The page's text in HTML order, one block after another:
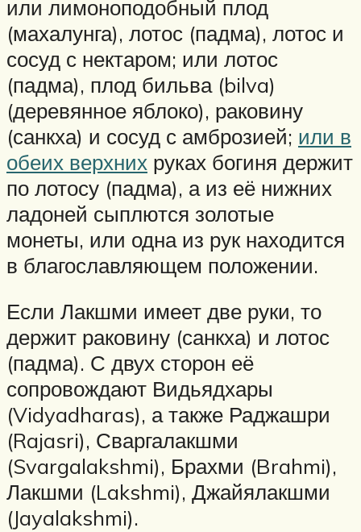
или лимоноподобный плод
(махалунга), лотос (падма), лотос и
сосуд с нектаром; или лотос
(падма), плод бильва (bilva)
(деревянное яблоко), раковину
(санкха) и сосуд с амброзией; или в
обеих верхних руках богиня держит
по лотосу (падма), а из её нижних
ладоней сыплются золотые
монеты, или одна из рук находится
в благославляющем положении.
Если Лакшми имеет две руки, то
держит раковину (санкха) и лотос
(падма). С двух сторон её
сопровождают Видьядхары
(Vidyadharas), а также Раджашри
(Rajasri), Сваргалакшми
(Svargalakshmi), Брахми (Brahmi),
Лакшми (Lakshmi), Джайялакшми
(Jayalakshmi).